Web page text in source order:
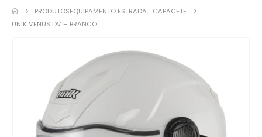
PRODUTOSEQUIPAMENTO ESTRADA, CAPACETE
UNIK VENUS DV – BRANCO